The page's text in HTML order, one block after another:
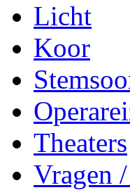
Licht
Koor
Theaters
Vragen